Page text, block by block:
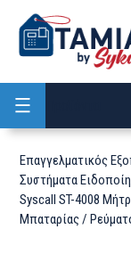
Επαγγελματικός
Συστήματα
Syscall ST-4008
Μπαταρίας /